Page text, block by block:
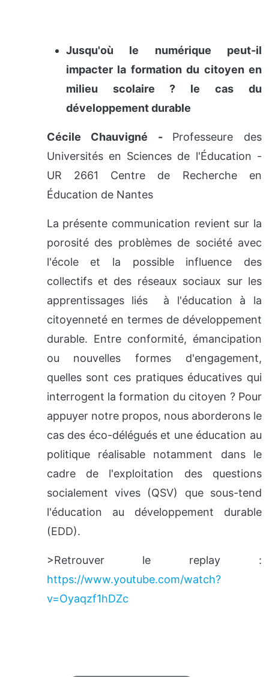
Jusqu'où le numérique peut-il
impacter la formation du citoyen en
milieu scolaire ? le cas du
développement durable
Cécile Chauvigné - Professeure des
Universités en Sciences de l'Éducation -
UR 2661 Centre de Recherche en
Éducation de Nantes
La présente communication revient sur la
porosité des problèmes de société avec
l'école et la possible influence des
collectifs et des réseaux sociaux sur les
apprentissages liés à l'éducation à la
citoyenneté en termes de développement
durable. Entre conformité, émancipation
ou nouvelles formes d'engagement,
quelles sont ces pratiques éducatives qui
interrogent la formation du citoyen ? Pour
appuyer notre propos, nous aborderons le
cas des éco-délégués et une éducation au
politique réalisable notamment dans le
cadre de l'exploitation des questions
socialement vives (QSV) que sous-tend
l'éducation au développement durable
(EDD).
>Retrouver le replay :
https://www.youtube.com/watch?
v=Oyaqzf1hDZc